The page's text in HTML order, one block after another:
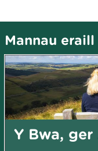
Mannau
Y Bwa,